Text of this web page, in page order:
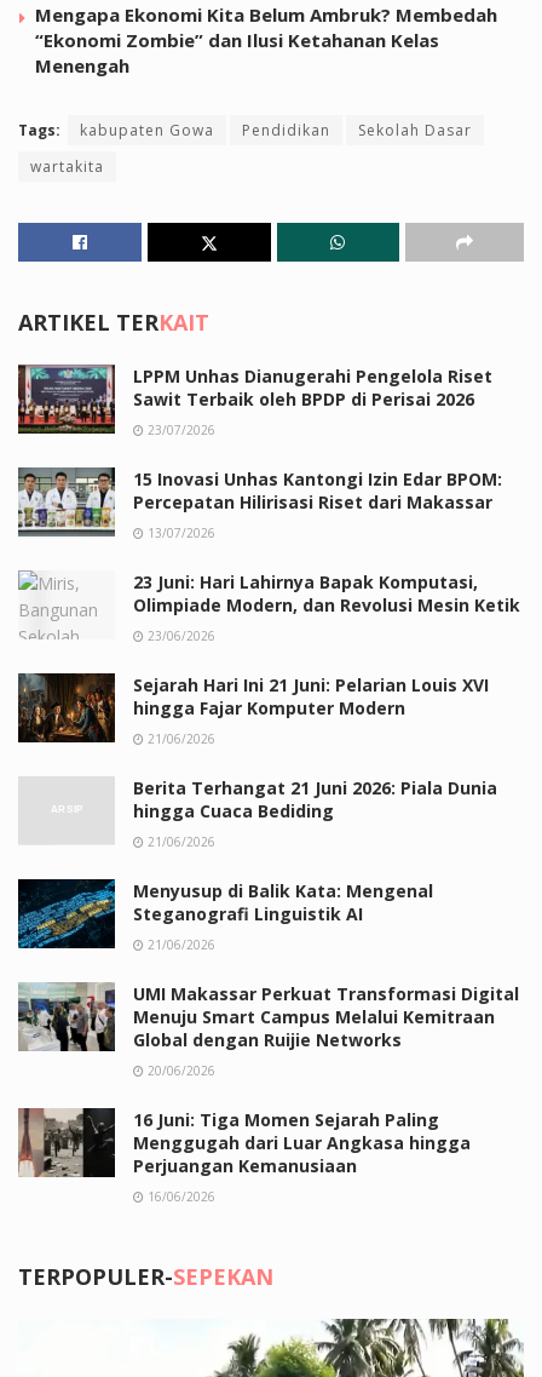
Mengapa Ekonomi Kita Belum Ambruk? Membedah
“Ekonomi Zombie” dan Ilusi Ketahanan Kelas
Menengah
Tags: kabupaten Gowa Pendidikan
Sekolah Dasar
wartakita
ARTIKEL TERKAIT
LPPM Unhas Dianugerahi Pengelola Riset
Sawit Terbaik oleh BPDP di Perisai 2026
23/07/2026
15 Inovasi Unhas Kantongi Izin Edar BPOM:
Percepatan Hilirisasi Riset dari Makassar
13/07/2026
23 Juni: Hari Lahirnya Bapak Komputasi,
Olimpiade Modern, dan Revolusi Mesin Ketik
23/06/2026
Sejarah Hari Ini 21 Juni: Pelarian Louis XVI
hingga Fajar Komputer Modern
21/06/2026
Berita Terhangat 21 Juni 2026: Piala Dunia
hingga Cuaca Bediding
21/06/2026
Menyusup di Balik Kata: Mengenal
Steganografi Linguistik AI
21/06/2026
UMI Makassar Perkuat Transformasi Digital
Menuju Smart Campus Melalui Kemitraan
Global dengan Ruijie Networks
20/06/2026
16 Juni: Tiga Momen Sejarah Paling
Menggugah dari Luar Angkasa hingga
Perjuangan Kemanusiaan
16/06/2026
TERPOPULER-SEPEKAN